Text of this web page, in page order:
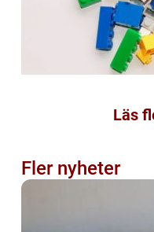
Läs
Fler nyheter